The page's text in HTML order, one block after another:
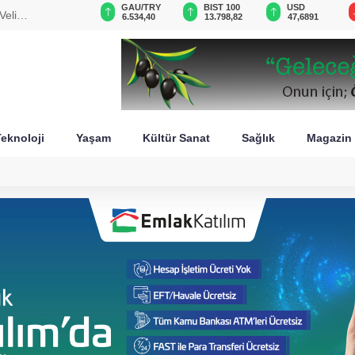
BIST 100
13.798,82
USD
47,6891
EUR
54,9686
Yaşam Kültür Sanat Sağlık Magazin